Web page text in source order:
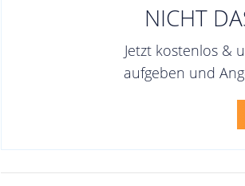
NICHT
Jetzt kostenlos &
aufgeben und